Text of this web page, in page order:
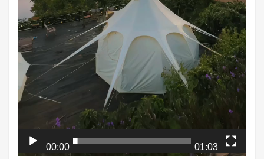
00:00 01:03